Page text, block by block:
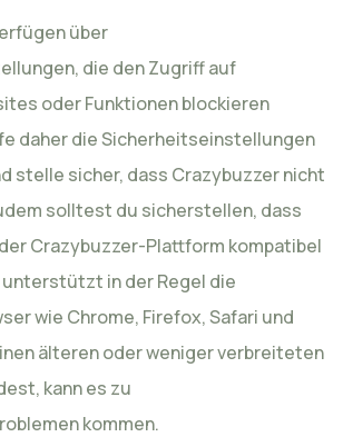
über
die den Zugriff auf
oder Funktionen blockieren
daher die Sicherheitseinstellungen
stelle sicher, dass Crazybuzzer nicht
solltest du sicherstellen, dass
Crazybuzzer-Plattform kompatibel
in der Regel die
wie Chrome, Firefox, Safari und
älteren oder weniger verbreiteten
kann es zu
kommen.